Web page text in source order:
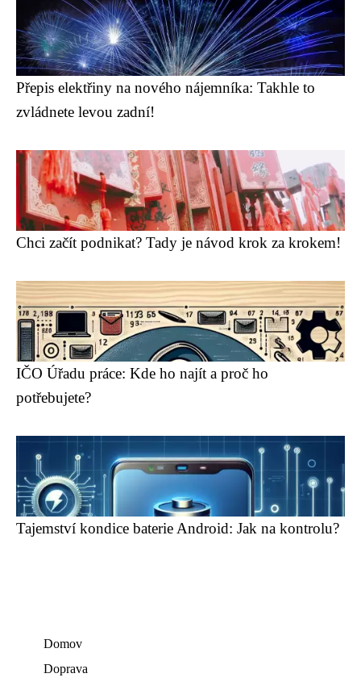
Přepis elektřiny na nového nájemníka: Takhle to
zvládnete levou zadní!
Chci začít podnikat? Tady je návod krok za krokem!
IČO Úřadu práce: Kde ho najít a proč ho
potřebujete?
Tajemství kondice baterie Android: Jak na kontrolu?
Domov
Doprava